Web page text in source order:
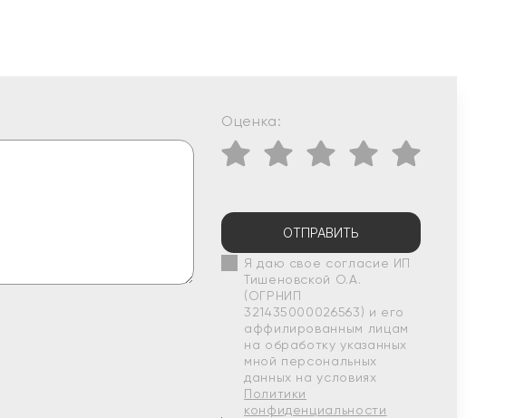
Оценка:
ОТПРАВИТЬ
Я даю свое согласие ИП
Тишеновской О.А.
(ОГРНИП
321435000026563) и его
аффилированным лицам
на обработку указанных
мной персональных
данных на условиях
Политики
конфиденциальности